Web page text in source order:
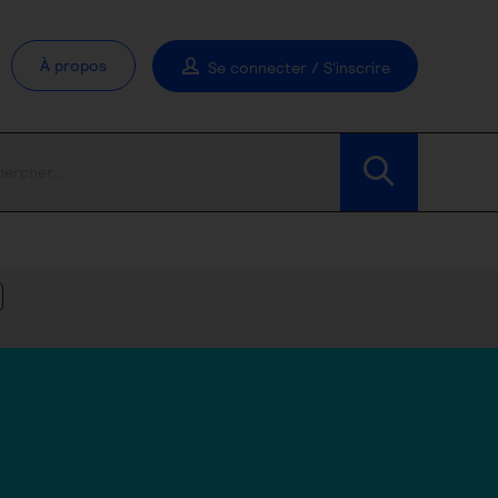
À propos Se connecter / S'inscrire